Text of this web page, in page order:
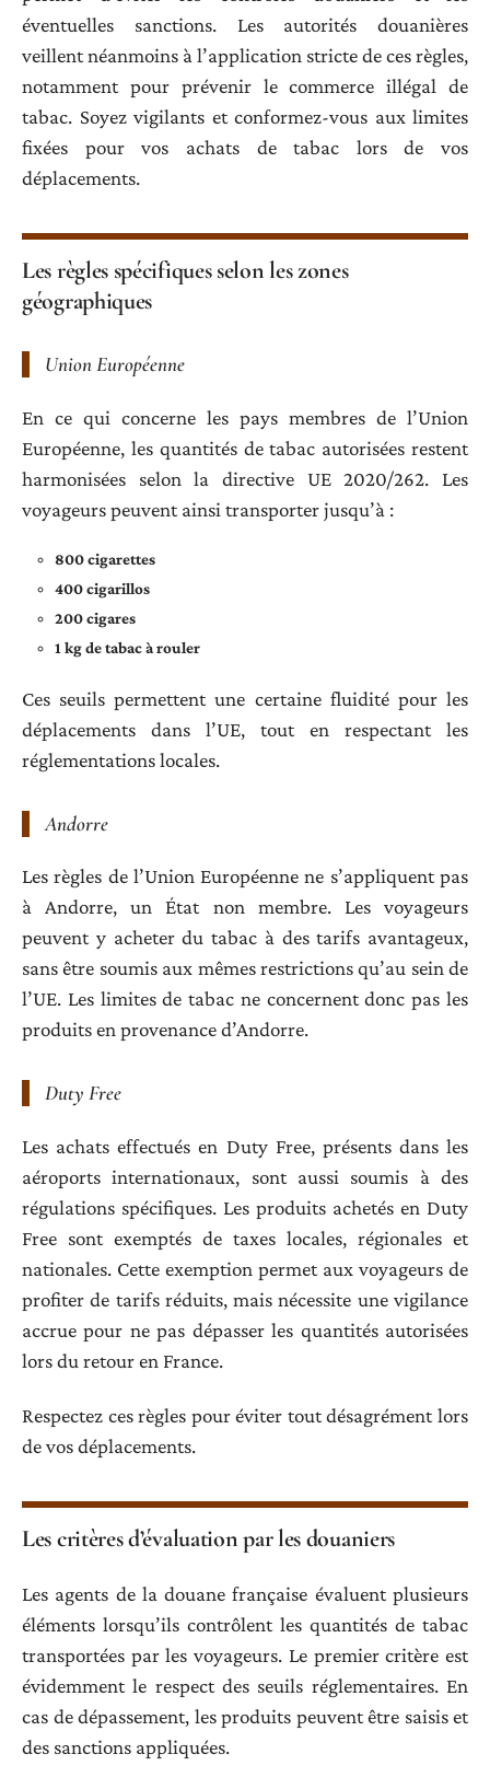
éventuelles sanctions. Les autorités douanières
veillent néanmoins à l’application stricte de ces règles,
notamment pour prévenir le commerce illégal de
tabac. Soyez vigilants et conformez-vous aux limites
fixées pour vos achats de tabac lors de vos
déplacements.
Les règles spécifiques selon les zones
géographiques
Union Européenne
En ce qui concerne les pays membres de l’Union
Européenne, les quantités de tabac autorisées restent
harmonisées selon la directive UE 2020/262. Les
voyageurs peuvent ainsi transporter jusqu’à :
800 cigarettes
400 cigarillos
200 cigares
1 kg de tabac à rouler
Ces seuils permettent une certaine fluidité pour les
déplacements dans l’UE, tout en respectant les
réglementations locales.
Andorre
Les règles de l’Union Européenne ne s’appliquent pas
à Andorre, un État non membre. Les voyageurs
peuvent y acheter du tabac à des tarifs avantageux,
sans être soumis aux mêmes restrictions qu’au sein de
l’UE. Les limites de tabac ne concernent donc pas les
produits en provenance d’Andorre.
Duty Free
Les achats effectués en Duty Free, présents dans les
aéroports internationaux, sont aussi soumis à des
régulations spécifiques. Les produits achetés en Duty
Free sont exemptés de taxes locales, régionales et
nationales. Cette exemption permet aux voyageurs de
profiter de tarifs réduits, mais nécessite une vigilance
accrue pour ne pas dépasser les quantités autorisées
lors du retour en France.
Respectez ces règles pour éviter tout désagrément lors
de vos déplacements.
Les critères d’évaluation par les douaniers
Les agents de la douane française évaluent plusieurs
éléments lorsqu’ils contrôlent les quantités de tabac
transportées par les voyageurs. Le premier critère est
évidemment le respect des seuils réglementaires. En
cas de dépassement, les produits peuvent être saisis et
des sanctions appliquées.